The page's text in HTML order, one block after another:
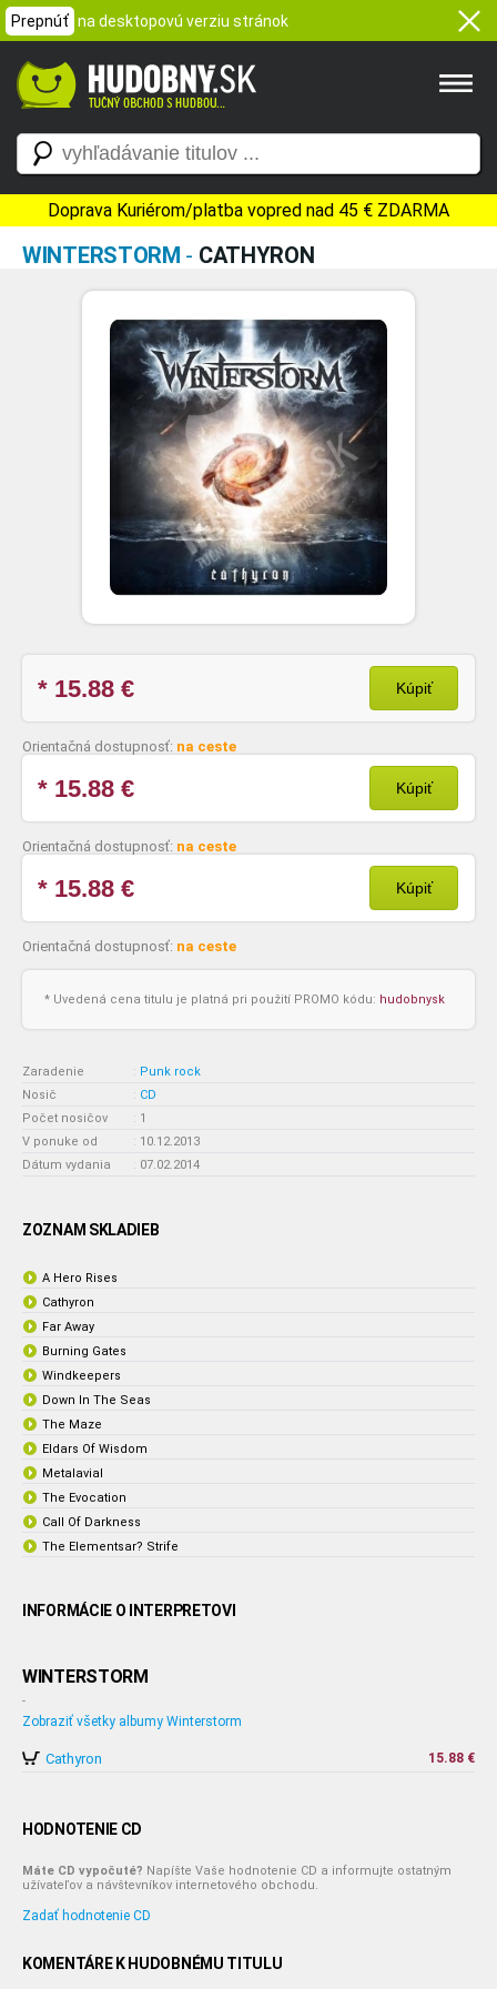
Prepnúť na desktopovú verziu stránok
Doprava Kuriérom/platba vopred nad 45 € ZDARMA
WINTERSTORM - CATHYRON
* 15.88 € Kúpiť
Orientačná dostupnosť: na ceste
* 15.88 € Kúpiť
Orientačná dostupnosť: na ceste
* 15.88 € Kúpiť
Orientačná dostupnosť: na ceste
* Uvedená cena titulu je platná pri použití PROMO kódu: hudobnysk
Zaradenie : Punk rock
Nosič
: CD
Počet nosičov
: 1
V ponuke od
: 10.12.2013
Dátum vydania
: 07.02.2014
ZOZNAM SKLADIEB
A Hero Rises
Cathyron
Far Away
Burning Gates
Windkeepers
Down In The Seas
The Maze
Eldars Of Wisdom
Metalavial
The Evocation
Call Of Darkness
The Elementsar? Strife
INFORMÁCIE O INTERPRETOVI
WINTERSTORM
-
Zobraziť všetky albumy Winterstorm
Cathyron 15.88 €
HODNOTENIE CD
Máte CD vypočuté? Napíšte Vaše hodnotenie CD a informujte ostatným
užívateľov a návštevníkov internetového obchodu.
Zadať hodnotenie CD
KOMENTÁRE K HUDOBNÉMU TITULU